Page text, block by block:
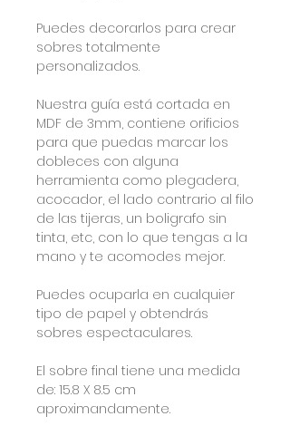
Puedes decorarlos para crear
sobres totalmente
personalizados.
Nuestra guía está cortada en
MDF de 3mm, contiene orificios
para que puedas marcar los
dobleces con alguna
herramienta como plegadera,
acocador, el lado contrario al filo
de las tijeras, un boligrafo sin
tinta, etc, con lo que tengas a la
mano y te acomodes mejor.
Puedes ocuparla en cualquier
tipo de papel y obtendrás
sobres espectaculares.
El sobre final tiene una medida
de: 15.8 X 8.5 cm
aproximandamente.